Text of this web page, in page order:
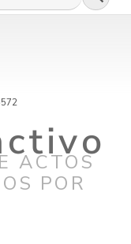
ACTOS
POR